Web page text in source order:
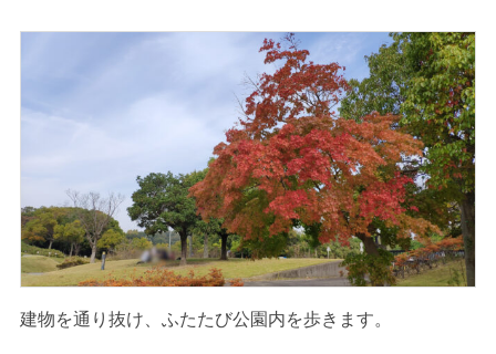
建物を通り抜け、ふたたび公園内を歩きます。